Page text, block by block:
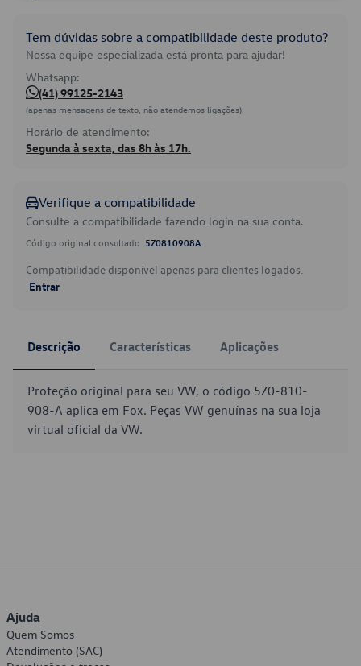
Tem dúvidas sobre a compatibilidade deste produto?
Nossa equipe especializada está pronta para ajudar!
Whatsapp:
(41) 99125-2143
(apenas mensagens de texto, não atendemos ligações)
Horário de atendimento:
Segunda à sexta, das 8h às 17h.
Verifique a compatibilidade
Consulte a compatibilidade fazendo login na sua conta.
Código original consultado: 5Z0810908A
Compatibilidade disponível apenas para clientes logados.
Entrar
Descrição Características Aplicações
Proteção original para seu VW, o código 5Z0-810-
908-A aplica em Fox. Peças VW genuínas na sua loja
virtual oficial da VW.
Ajuda
Quem Somos
Atendimento (SAC)